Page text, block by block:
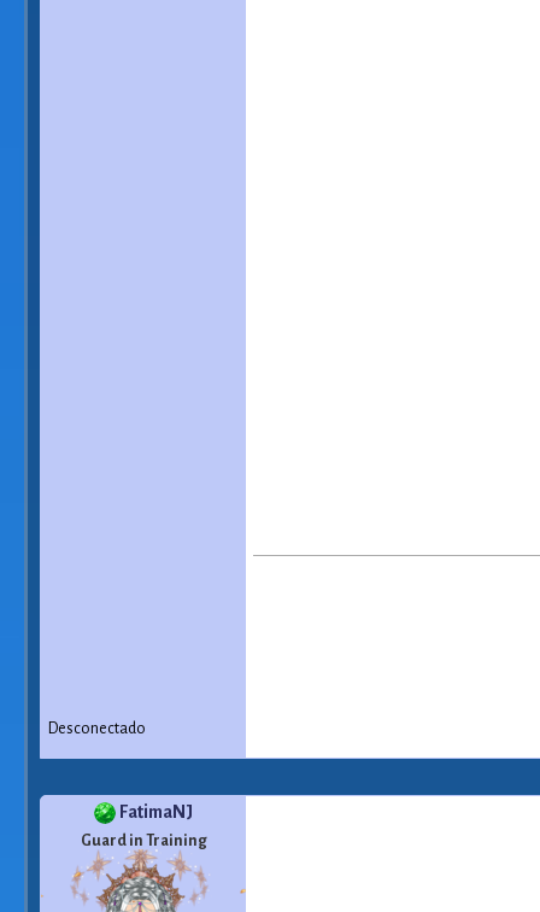
Desconectado
FatimaNJ
Guard in Training